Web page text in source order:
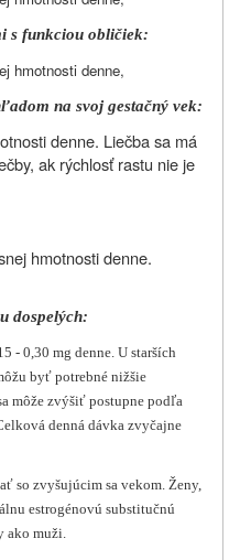
s funkciou obličiek:
hmotnosti denne,
na svoj gestačný vek:
denne. Liečba sa má
ak rýchlosť rastu nie je
hmotnosti denne.
dospelých:
- 0,30 mg denne. U starších
byť potrebné nižšie
môže zvýšiť postupne podľa
denná dávka zvyčajne
so zvyšujúcim sa vekom. Ženy,
estrogénovú substitučnú
ako muži.